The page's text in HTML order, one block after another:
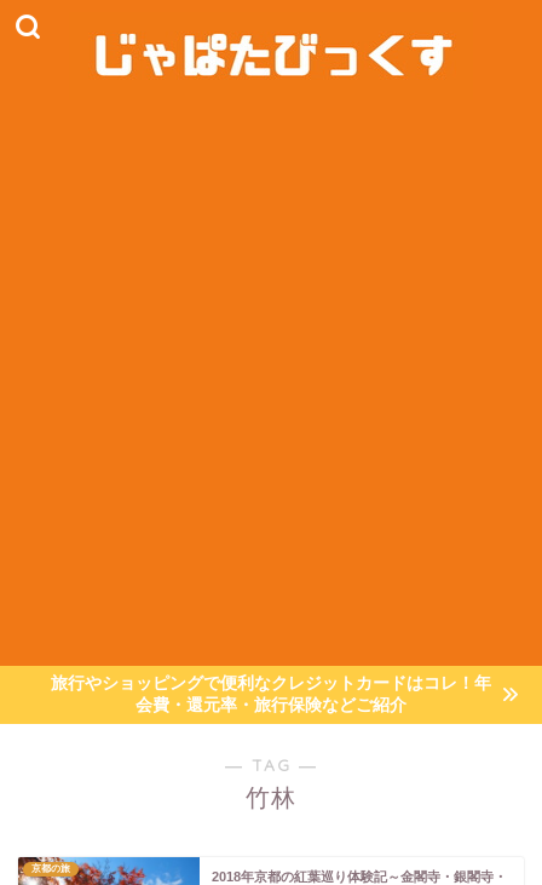
旅行やショッピングで便利なクレジットカードはコレ！年
会費・還元率・旅行保険などご紹介
― TAG ―
竹林
京都の旅
2018年京都の紅葉巡り体験記～金閣寺・銀閣寺・